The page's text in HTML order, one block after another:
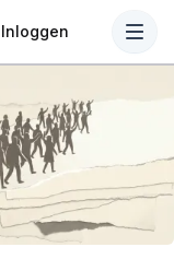
Inloggen